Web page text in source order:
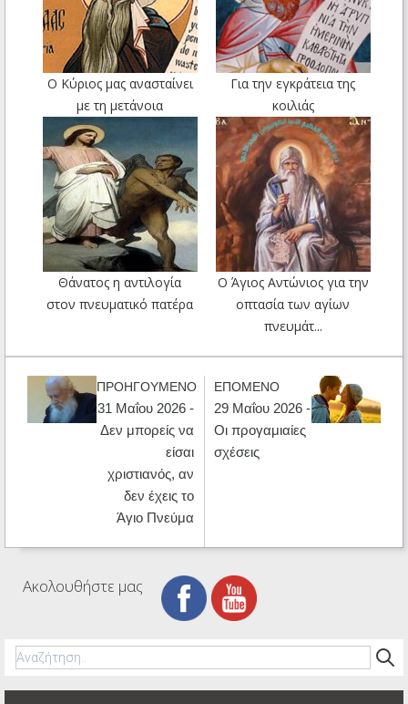
Ο Κύριος μας ανασταίνει
με τη μετάνοια
Για την εγκράτεια της
κοιλιάς
Θάνατος η αντιλογία
στον πνευματικό πατέρα
Ο Άγιος Αντώνιος για την
οπτασία των αγίων
πνευμάτ...
ΠΡΟΗΓΟΥΜΕΝΟ
31 Μαΐου 2026 -
Δεν μπορείς να
είσαι
χριστιανός, αν
δεν έχεις το
Άγιο Πνεύμα
ΕΠΟΜΕΝΟ
29 Μαΐου 2026 -
Οι προγαμιαίες
σχέσεις
Ακολουθήστε μας